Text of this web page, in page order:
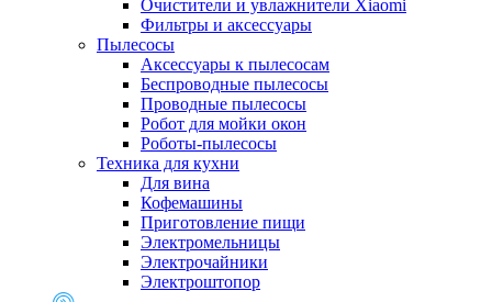
Очистители и увлажнители Xiaomi
Фильтры и аксессуары
Пылесосы
Аксессуары к пылесосам
Беспроводные пылесосы
Проводные пылесосы
Робот для мойки окон
Роботы-пылесосы
Техника для кухни
Для вина
Кофемашины
Приготовление пищи
Электромельницы
Электрочайники
Электроштопор